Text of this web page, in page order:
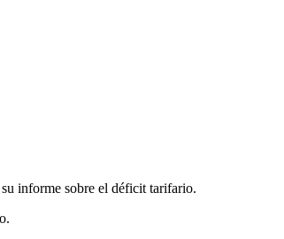
informe sobre el déficit tarifario.